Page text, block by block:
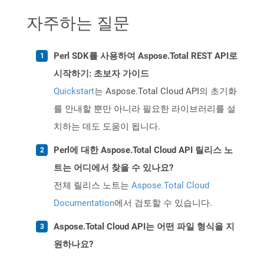
자주하는 질문
Perl SDK를 사용하여 Aspose.Total REST API로
시작하기: 초보자 가이드
Quickstart는 Aspose.Total Cloud API의 초기화
를 안내할 뿐만 아니라 필요한 라이브러리를 설
치하는 데도 도움이 됩니다.
Perl에 대한 Aspose.Total Cloud API 릴리스 노
트는 어디에서 찾을 수 있나요?
전체 릴리스 노트는 Aspose.Total Cloud
Documentation에서 검토할 수 있습니다.
Aspose.Total Cloud API는 어떤 파일 형식을 지
원하나요?